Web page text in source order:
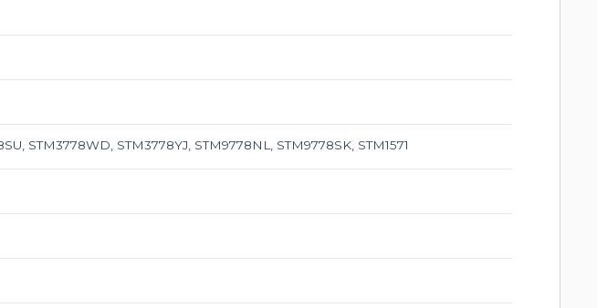
STM3778WD, STM3778YJ, STM9778NL, STM9778SK, STM1571